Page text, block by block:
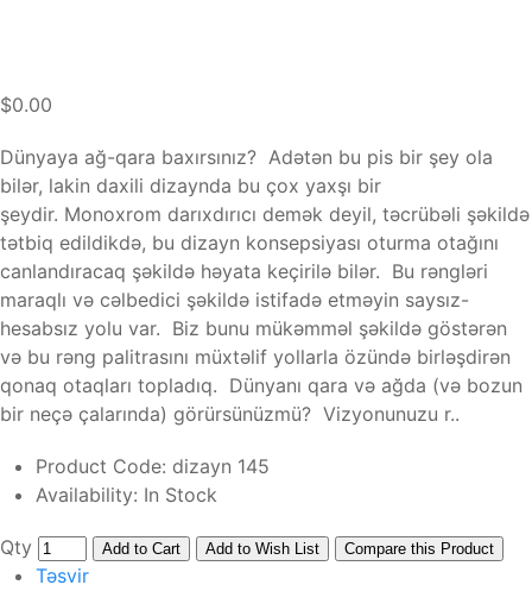
$0.00
Dünyaya ağ-qara baxırsınız? Adətən bu pis bir şey ola
bilər, lakin daxili dizaynda bu çox yaxşı bir
şeydir. Monoxrom darıxdırıcı demək deyil, təcrübəli şəkildə
tətbiq edildikdə, bu dizayn konsepsiyası oturma otağını
canlandıracaq şəkildə həyata keçirilə bilər. Bu rəngləri
maraqlı və cəlbedici şəkildə istifadə etməyin saysız-
hesabsız yolu var. Biz bunu mükəmməl şəkildə göstərən
və bu rəng palitrasını müxtəlif yollarla özündə birləşdirən
qonaq otaqları topladıq. Dünyanı qara və ağda (və bozun
bir neçə çalarında) görürsünüzmü? Vizyonunuzu r..
Product Code: dizayn 145
Availability: In Stock
Qty Add to Cart Add to Wish List Compare this Product
Təsvir